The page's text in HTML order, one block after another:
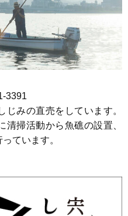
3391
じみの直売をしています。
清掃活動から魚礁の設置、
ています。